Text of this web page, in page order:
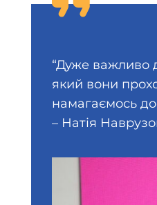
“Дуже важливо
який вони
намагаємось
– Натія